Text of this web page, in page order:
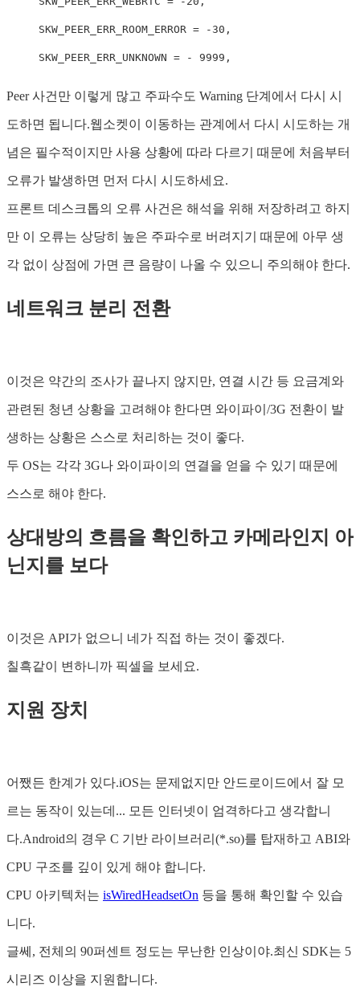
SKW_PEER_ERR_ROOM_ERROR = -30 ,
SKW_PEER_ERR_UNKNOWN = - 9999 ,
Peer 사건만 이렇게 많고 주파수도 Warning 단계에서 다시 시
도하면 됩니다.웹소켓이 이동하는 관계에서 다시 시도하는 개
념은 필수적이지만 사용 상황에 따라 다르기 때문에 처음부터
오류가 발생하면 먼저 다시 시도하세요.
프론트 데스크톱의 오류 사건은 해석을 위해 저장하려고 하지
만 이 오류는 상당히 높은 주파수로 버려지기 때문에 아무 생
각 없이 상점에 가면 큰 음량이 나올 수 있으니 주의해야 한다.
네트워크 분리 전환
이것은 약간의 조사가 끝나지 않지만, 연결 시간 등 요금계와
관련된 청년 상황을 고려해야 한다면 와이파이/3G 전환이 발
생하는 상황은 스스로 처리하는 것이 좋다.
두 OS는 각각 3G나 와이파이의 연결을 얻을 수 있기 때문에
스스로 해야 한다.
상대방의 흐름을 확인하고 카메라인지 아
닌지를 보다
이것은 API가 없으니 네가 직접 하는 것이 좋겠다.
칠흑같이 변하니까 픽셀을 보세요.
지원 장치
어쨌든 한계가 있다.iOS는 문제없지만 안드로이드에서 잘 모
르는 동작이 있는데... 모든 인터넷이 엄격하다고 생각합니
다.Android의 경우 C 기반 라이브러리(*.so)를 탑재하고 ABI와
CPU 구조를 깊이 있게 해야 합니다.
CPU 아키텍처는 isWiredHeadsetOn 등을 통해 확인할 수 있습
니다.
글쎄, 전체의 90퍼센트 정도는 무난한 인상이야.최신 SDK는 5
시리즈 이상을 지원합니다.